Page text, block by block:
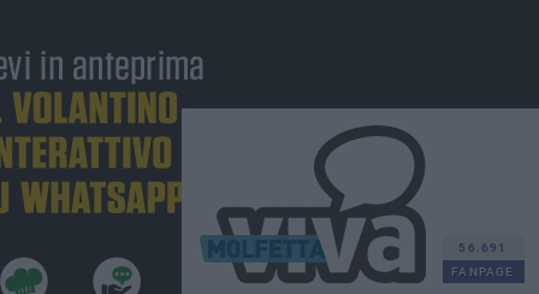
56.691
FANPAGE